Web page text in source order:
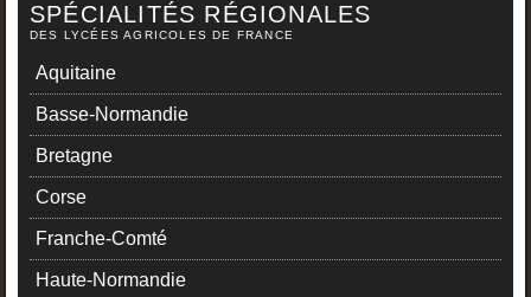
SPÉCIALITÉS RÉGIONALES
DES LYCÉES AGRICOLES DE FRANCE
Aquitaine
Basse-Normandie
Bretagne
Corse
Franche-Comté
Haute-Normandie